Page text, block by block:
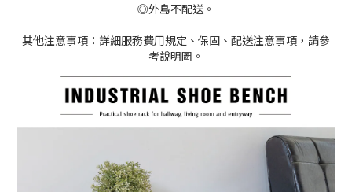
◎外島不配送。
其他注意事項：詳細服務費用規定、保固、配送注意事項，請參
考說明圖。